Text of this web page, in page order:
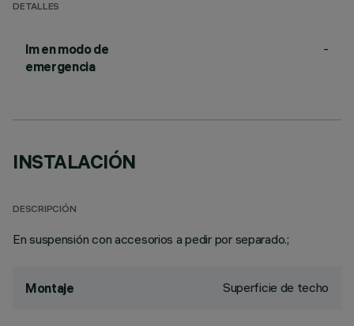
DETALLES
lm en modo de
emergencia
-
INSTALACIÓN
DESCRIPCIÓN
En suspensión con accesorios a pedir por separado.;
Montaje Superficie de techo